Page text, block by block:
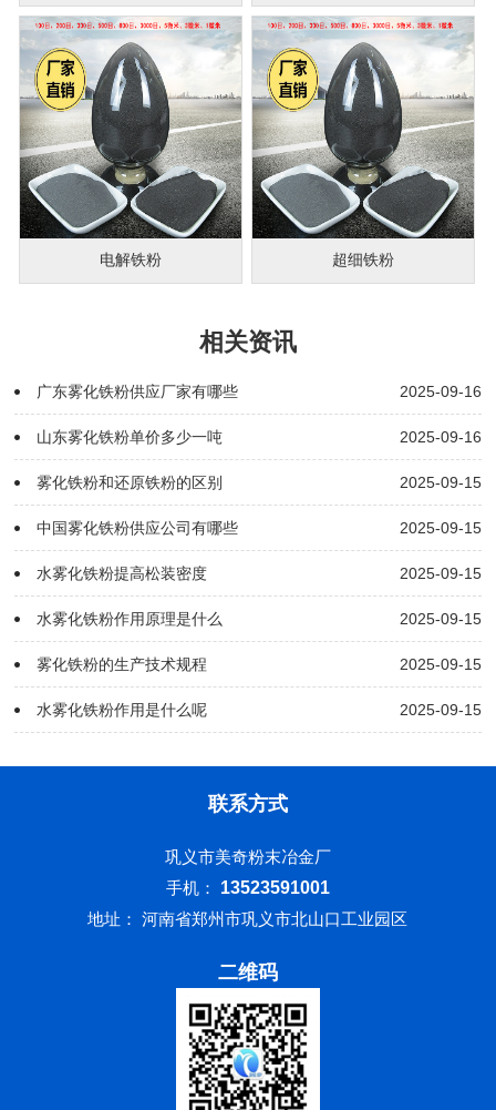
电解铁粉 超细铁粉
相关资讯
2025-09-16
广东雾化铁粉供应厂家有哪些
2025-09-16
山东雾化铁粉单价多少一吨
2025-09-15
雾化铁粉和还原铁粉的区别
2025-09-15
中国雾化铁粉供应公司有哪些
2025-09-15
水雾化铁粉提高松装密度
2025-09-15
水雾化铁粉作用原理是什么
2025-09-15
雾化铁粉的生产技术规程
2025-09-15
水雾化铁粉作用是什么呢
联系方式
巩义市美奇粉末冶金厂
手机： 13523591001
地址： 河南省郑州市巩义市北山口工业园区
二维码